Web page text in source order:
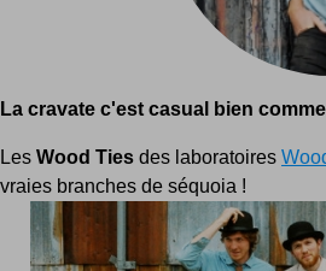
La cravate c'est casual bien
Les Wood Ties des laboratoires
vraies branches de séquoia !